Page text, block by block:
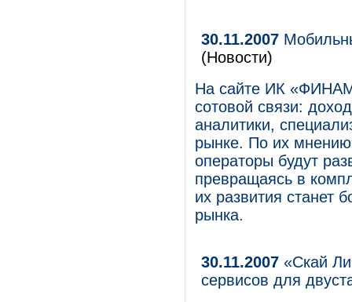
30.11.2007
(Новости)
На сайте ИК
сотовой связи:
аналитики,
рынке. По их
операторы будут
превращаясь в
их развития станет
рынка.
30.11.2007 «Скай
сервисов для